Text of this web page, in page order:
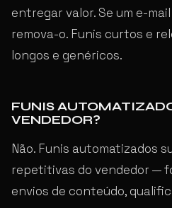
entregar valor. Se um e-
remova-o. Funis curtos e
longos e genéricos.
FUNIS
VENDEDOR?
Não. Funis automatizados
repetitivas do vendedor —
envios de conteúdo,